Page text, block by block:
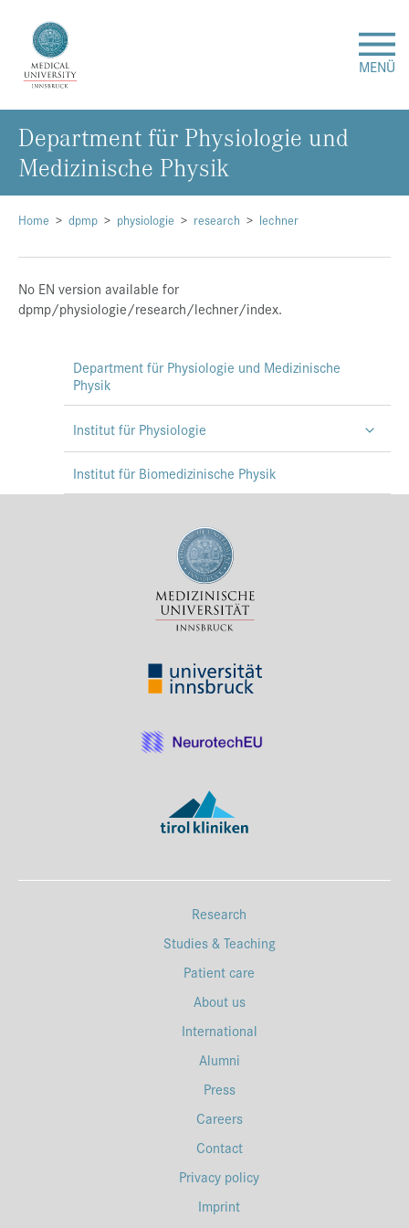
MENÜ
Research
Studies & Teaching
About Us
Press & Media
Career
Home dpmp physiologie research lechner
No EN version available for
dpmp/physiologie/research/lechner/index.
Department für Physiologie und
Medizinische Physik
Department für Physiologie und Medizinische
Physik
Institut für Physiologie
Institut für Biomedizinische Physik
Research
Studies & Teaching
Patient care
About us
International
Alumni
Press
Careers
Contact
Privacy policy
Imprint